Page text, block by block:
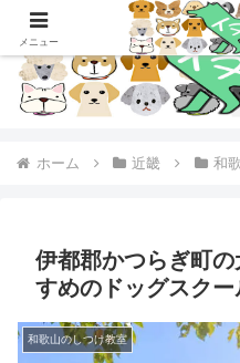
ホーム 近畿 和
伊都郡かつらぎ町
すめのドッグスクー
和歌山のしつけ教室
メニュー